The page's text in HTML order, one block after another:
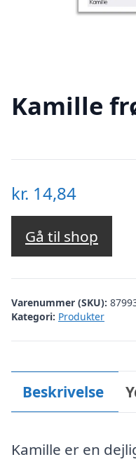
Kamille
kr. 14,84
Gå til shop
Varenummer (SKU):
Kategori: Produkter
Beskrivelse
Kamille er en